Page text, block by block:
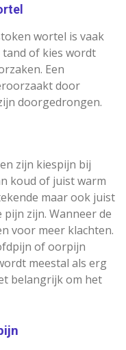
wortel is vaak
of kies wordt
Een
door
doorgedrongen.
zijn kiespijn bij
koud of juist warm
maar ook juist
zijn. Wanneer de
voor meer klachten.
of oorpijn
meestal als erg
belangrijk om het